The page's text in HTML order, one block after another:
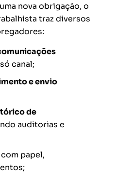
nova obrigação, o
traz diversos
canal;
e envio
de
auditorias e
com papel,